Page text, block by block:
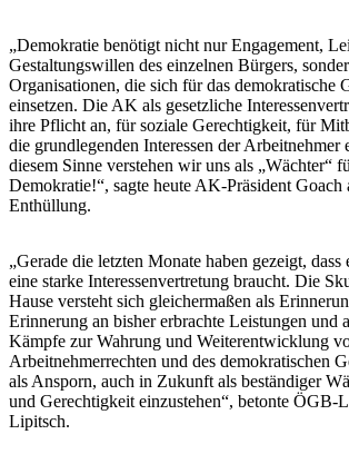
„Demokratie benötigt nicht nur Engagement,
Gestaltungswillen des einzelnen Bürgers,
Organisationen, die sich für das demokratische
einsetzen. Die AK als gesetzliche
ihre Pflicht an, für soziale Gerechtigkeit, für
die grundlegenden Interessen der Arbeitnehmer
diesem Sinne verstehen wir uns als „Wächter“
Demokratie!“, sagte heute AK-Präsident Goach
Enthüllung.
„Gerade die letzten Monate haben gezeigt, dass
eine starke Interessenvertretung braucht. Die
Hause versteht sich gleichermaßen als
Erinnerung an bisher erbrachte Leistungen und
Kämpfe zur Wahrung und Weiterentwicklung
Arbeitnehmerrechten und des demokratischen
als Ansporn, auch in Zukunft als beständiger
und Gerechtigkeit einzustehen“, betonte ÖGB-
Lipitsch.